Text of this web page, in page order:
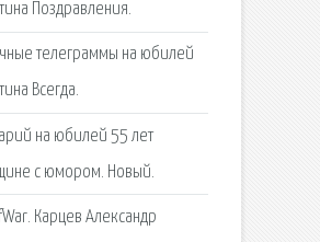
Поздравления.
телеграммы на юбилей
Всегда.
на юбилей 55 лет
с юмором. Новый.
Карцев Александр